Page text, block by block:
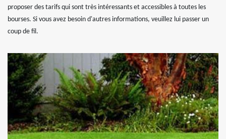
proposer des tarifs qui sont très intéressants et accessibles à toutes les
bourses. Si vous avez besoin d'autres informations, veuillez lui passer un
coup de fil.